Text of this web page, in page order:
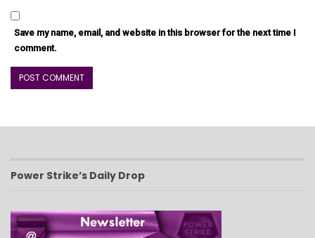
Save my name, email, and website in this browser for the next time I
comment.
Power Strike’s Daily Drop